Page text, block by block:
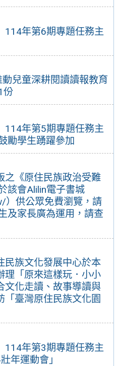
114年第6期專題任務主
兒童深耕閱讀讀報教育
份
114年第5期專題任務主
勵學生踴躍參加
之《原住民族政治受難
該會Alilin電子書城
）供公眾免費瀏覽，請
及家長廣為運用，請查
民族文化發展中心於本
理「原來這樣玩．小小
文化走讀、故事導讀與
「臺灣原住民族文化園
114年第3期專題任務主
年運動會」